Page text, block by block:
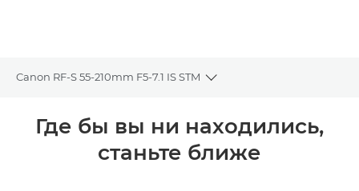
Canon RF-S 55-210mm F5-7.1 IS STM
Toggle breadcrumbs
Общая информация
Технические характеристики
Где бы вы ни находились,
станьте ближе